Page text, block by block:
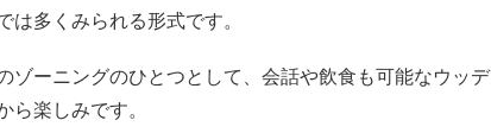
多くみられる形式です。
ゾーニングのひとつとして、会話や飲食も可能なウッデ
ら楽しみです。